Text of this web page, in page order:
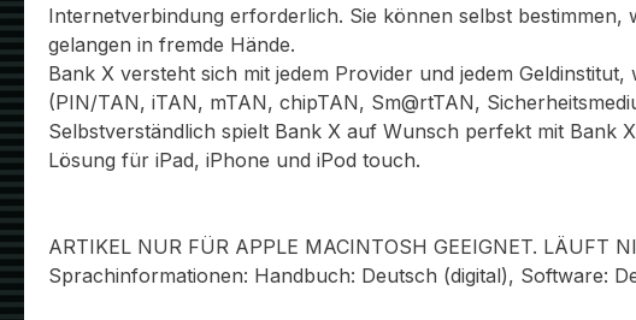
Internetverbindung erforderlich. Sie können selbst
gelangen in fremde Hände.
Bank X versteht sich mit jedem Provider und jedem
(PIN/TAN, iTAN, mTAN, chipTAN, Sm@rtTAN,
Selbstverständlich spielt Bank X auf Wunsch perfekt mit Bank
Lösung für iPad, iPhone und iPod touch.
ARTIKEL NUR FÜR APPLE MACINTOSH GEEIGNET. LÄUFT
Sprachinformationen: Handbuch: Deutsch (digital), Software: